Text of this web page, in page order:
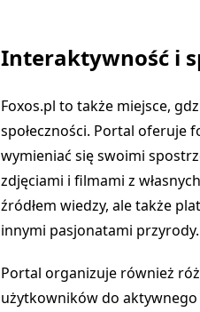
Interaktywność i
Foxos.pl to także miejsce,
społeczności. Portal oferuje
wymieniać się swoimi
zdjęciami i filmami z
źródłem wiedzy, ale także
innymi pasjonatami przyrody.
Portal organizuje również
użytkowników do